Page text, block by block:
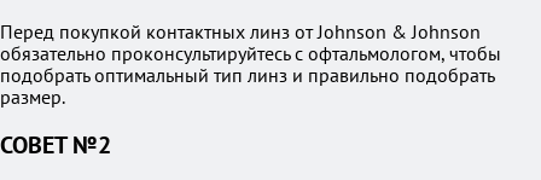
Перед покупкой контактных линз от Johnson & Johnson
обязательно проконсультируйтесь с офтальмологом, чтобы
подобрать оптимальный тип линз и правильно подобрать
размер.
СОВЕТ №2